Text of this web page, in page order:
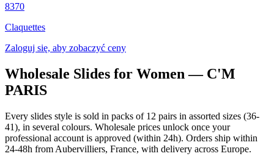
8370
Claquettes
Zaloguj się, aby zobaczyć ceny
Wholesale Slides for Women — C'M
PARIS
Every slides style is sold in packs of 12 pairs in assorted sizes (36-
41), in several colours. Wholesale prices unlock once your
professional account is approved (within 24h). Orders ship within
24-48h from Aubervilliers, France, with delivery across Europe.